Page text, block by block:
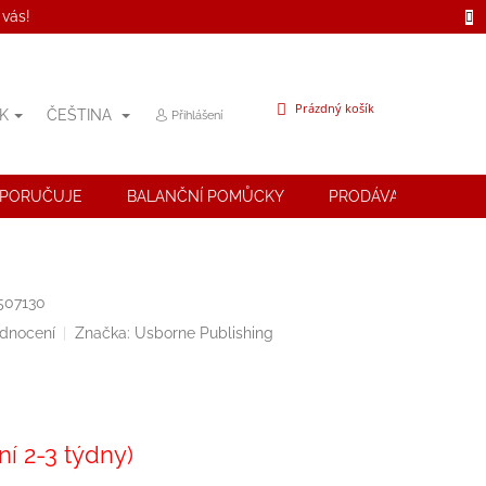
ČEŠTINA Přihlášení
NÁKUPNÍ
Prázdný košík
BALANČNÍ POMŮCKY PRODÁVANÉ ZNAČKY
Značka: Usborne Publishing
2-3 týdny)